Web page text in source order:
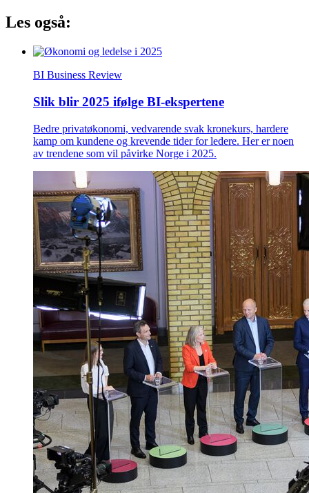
Les også:
BI Business Review
Slik blir 2025 ifølge BI-ekspertene
Bedre privatøkonomi, vedvarende svak kronekurs, hardere
kamp om kundene og krevende tider for ledere. Her er noen
av trendene som vil påvirke Norge i 2025.